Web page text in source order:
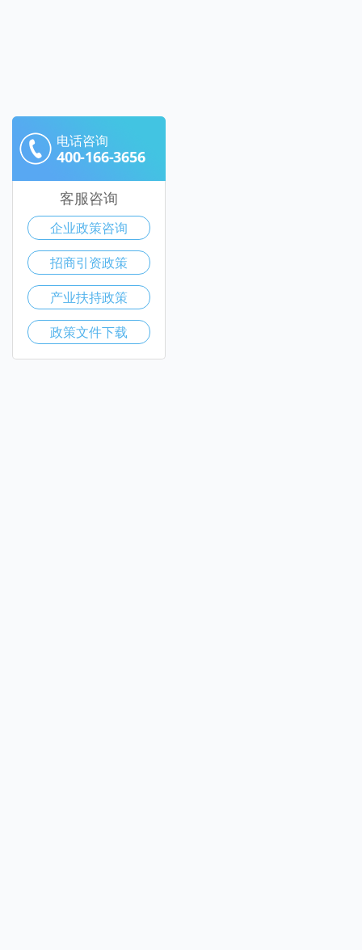
电话咨询
400-166-3656
客服咨询
企业政策咨询
招商引资政策
产业扶持政策
政策文件下载